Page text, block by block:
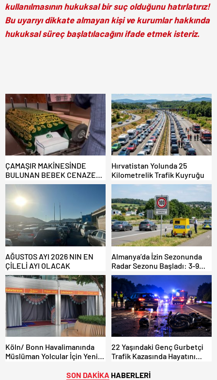
kullanılmasının hukuksal bir suç olduğunu hatırlatırız!
Bu uyarıyı dikkate almayan kişi ve kurumlar hakkında
hukuksal süreç başlatılacağını ifade etmek isteriz.
ÇAMAŞIR MAKİNESİNDE
BULUNAN BEBEK CENAZESİ
ŞOK ETTİ
Hırvatistan Yolunda 25
Kilometrelik Trafik Kuyruğu
AĞUSTOS AYI 2026 NIN EN
ÇİLELİ AYI OLACAK
Almanya’da İzin Sezonunda
Radar Sezonu Başladı: 3-9
Ağustos’ta Radar Hız
Denetimi Yapılacak!
Köln/ Bonn Havalimanında
Müslüman Yolcular İçin Yeni
22 Yaşındaki Genç Gurbetçi
Trafik Kazasında Hayatını
SON DAKİKA HABERLERİ